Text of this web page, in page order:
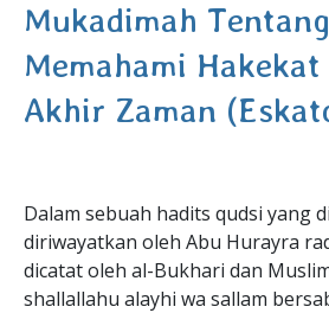
Mukadimah
Memahami
Akhir Zaman
Dalam sebuah hadits qudsi yang
diriwayatkan oleh Abu Hurayra
dicatat oleh al-Bukhari dan
shallallahu alayhi wa sallam